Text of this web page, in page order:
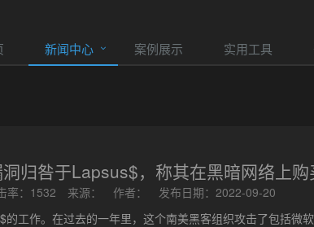
新闻中心 案例展示 实用工具
归咎于Lapsus$，称其在黑暗网络上购
率：1532 来源： 作者： 发布日期：2022-09-20
工作。在过去的一年里，这个南美黑客组织攻击了包括微